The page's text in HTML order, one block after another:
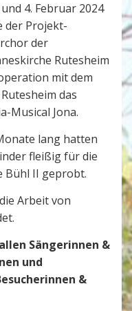
und 4. Februar 2024
der Projekt-
der
Rutesheim
mit dem
Rutesheim das
Musical Jona.
lang hatten
fleißig für die
Bühl II geprobt.
Arbeit von
Sängerinnen &
und
&